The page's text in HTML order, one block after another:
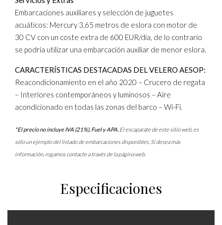
Embarcaciones auxiliares y selección de juguetes
acuáticos: Mercury 3,65 metros de eslora con motor de
30 CV con un coste extra de 600 EUR/día, de lo contrario
se podría utilizar una embarcación auxiliar de menor eslora.
CARACTERÍSTICAS DESTACADAS DEL VELERO AESOP:
Reacondicionamiento en el año 2020 – Crucero de regata
– Interiores contemporáneos y luminosos – Aire
acondicionado en todas las zonas del barco – Wi-Fi.
*El precio no incluye IVA (21%), Fuel y APA. El escaparate de este sitio web, es
sólo un ejemplo del listado de embarcaciones disponibles. Si desea más
información, rogamos contacte a través de la página web.
Especificaciones